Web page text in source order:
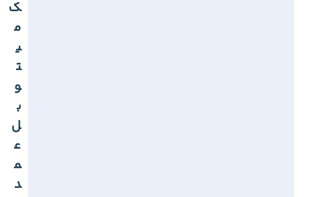
ک
م
ی
ت
و
ب
ل
ع
م
د